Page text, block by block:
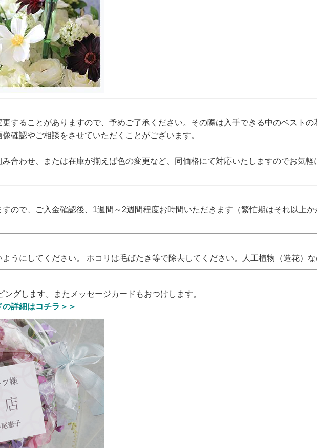
することがありますので、予めご了承ください。その際は入手できる中のベスト
確認やご相談をさせていただくことがございます。
合わせ、または在庫が揃えば色の変更など、同価格にて対応いたしますのでお気
ので、ご入金確認後、1週間～2週間程度お時間いただきます（繁忙期はそれ以上
うにしてください。 ホコリは毛ばたき等で除去してください。人工植物（造花）
グします。またメッセージカードもおつけします。
詳細はコチラ＞＞